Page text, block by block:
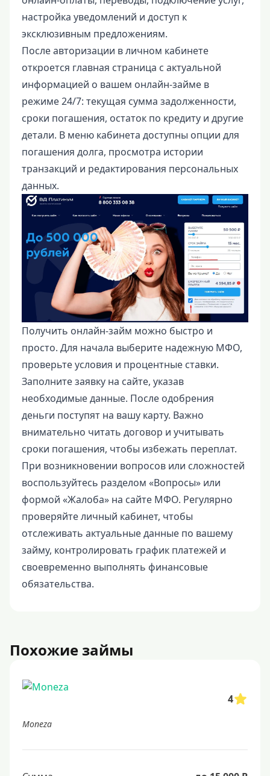
настройка уведомлений и доступ к
эксклюзивным предложениям.
После авторизации в личном кабинете
откроется главная страница с актуальной
информацией о вашем онлайн-займе в
режиме 24/7: текущая сумма задолженности,
сроки погашения, остаток по кредиту и другие
детали. В меню кабинета доступны опции для
погашения долга, просмотра истории
транзакций и редактирования персональных
данных.
Получить онлайн-займ можно быстро и
просто. Для начала выберите надежную МФО,
проверьте условия и процентные ставки.
Заполните заявку на сайте, указав
необходимые данные. После одобрения
деньги поступят на вашу карту. Важно
внимательно читать договор и учитывать
сроки погашения, чтобы избежать переплат.
При возникновении вопросов или сложностей
воспользуйтесь разделом «Вопросы» или
формой «Жалоба» на сайте МФО. Регулярно
проверяйте личный кабинет, чтобы
отслеживать актуальные данные по вашему
займу, контролировать график платежей и
своевременно выполнять финансовые
обязательства.
Похожие займы
4
Moneza